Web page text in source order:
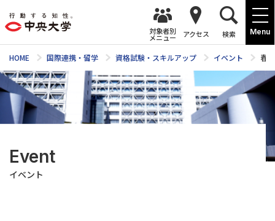
Menu
対象者別
メニュー アクセス 検索
HOME 国際連携・留学 資格試験・スキルアップ イベント 春
Event
イベント